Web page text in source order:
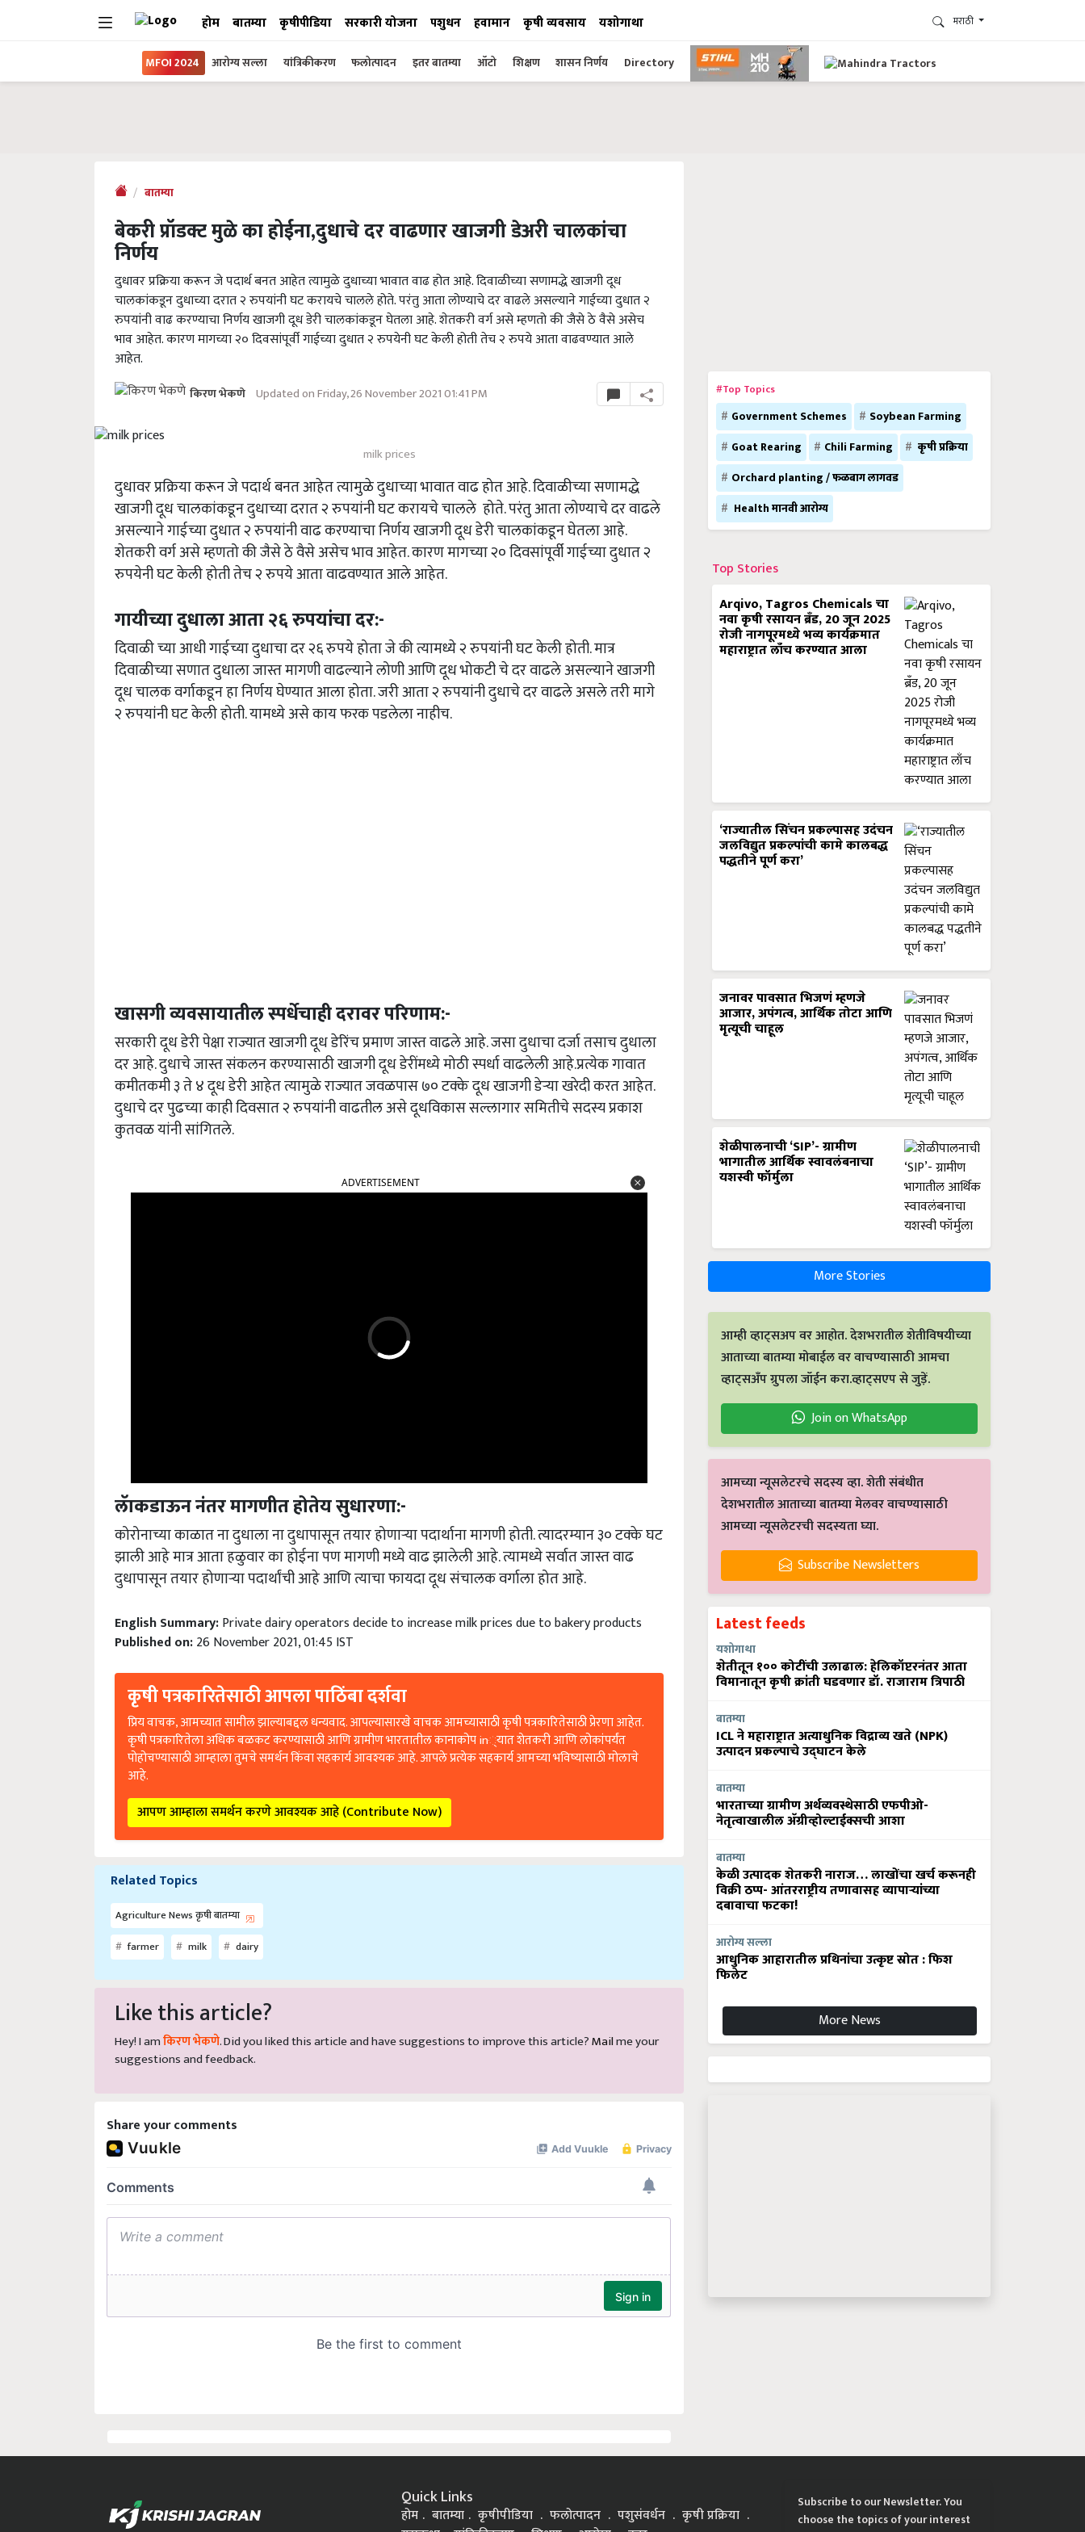
होम बातम्या कृषीपीडिया सरकारी योजना पशुधन हवामान कृषी व्यवसाय यशोगाथा मराठी
MFOI 2024 आरोग्य सल्ला यांत्रिकीकरण फलोत्पादन इतर बातम्या ऑटो शिक्षण शासन निर्णय Directory
बातम्या
बेकरी प्रॉडक्ट मुळे का होईना,दुधाचे दर वाढणार खाजगी डेअरी चालकांचा
निर्णय
दुधावर प्रक्रिया करून जे पदार्थ बनत आहेत त्यामुळे दुधाच्या भावात वाढ होत आहे. दिवाळीच्या सणामद्धे खाजगी दूध
चालकांकडून दुधाच्या दरात २ रुपयांनी घट करायचे चालले होते. परंतु आता लोण्याचे दर वाढले असल्याने गाईच्या दुधात २
रुपयांनी वाढ करण्याचा निर्णय खाजगी दूध डेरी चालकांकडून घेतला आहे. शेतकरी वर्ग असे म्हणतो की जैसे ठे वैसे असेच
भाव आहेत. कारण मागच्या २० दिवसांपूर्वी गाईच्या दुधात २ रुपयेनी घट केली होती तेच २ रुपये आता वाढवण्यात आले
आहेत.
किरण भेकणे Updated on Friday, 26 November 2021 01:41 PM
milk prices
दुधावर प्रक्रिया करून जे पदार्थ बनत आहेत त्यामुळे दुधाच्या भावात वाढ होत आहे. दिवाळीच्या सणामद्धे
खाजगी दूध चालकांकडून दुधाच्या दरात २ रुपयांनी घट करायचे चालले होते. परंतु आता लोण्याचे दर वाढले
असल्याने गाईच्या दुधात २ रुपयांनी वाढ करण्याचा निर्णय खाजगी दूध डेरी चालकांकडून घेतला आहे.
शेतकरी वर्ग असे म्हणतो की जैसे ठे वैसे असेच भाव आहेत. कारण मागच्या २० दिवसांपूर्वी गाईच्या दुधात २
रुपयेनी घट केली होती तेच २ रुपये आता वाढवण्यात आले आहेत.
गायीच्या दुधाला आता २६ रुपयांचा दर:-
दिवाळी च्या आधी गाईच्या दुधाचा दर २६ रुपये होता जे की त्यामध्ये २ रुपयांनी घट केली होती. मात्र
दिवाळीच्या सणात दुधाला जास्त मागणी वाढल्याने लोणी आणि दूध भोकटी चे दर वाढले असल्याने खाजगी
दूध चालक वर्गाकडून हा निर्णय घेण्यात आला होता. जरी आता २ रुपयांनी दुधाचे दर वाढले असले तरी मागे
२ रुपयांनी घट केली होती. यामध्ये असे काय फरक पडलेला नाहीच.
खासगी व्यवसायातील स्पर्धेचाही दरावर परिणाम:-
सरकारी दूध डेरी पेक्षा राज्यात खाजगी दूध डेरिंच प्रमाण जास्त वाढले आहे. जसा दुधाचा दर्जा तसाच दुधाला
दर आहे. दुधाचे जास्त संकलन करण्यासाठी खाजगी दूध डेरींमध्ये मोठी स्पर्धा वाढलेली आहे.प्रत्येक गावात
कमीतकमी ३ ते ४ दूध डेरी आहेत त्यामुळे राज्यात जवळपास ७० टक्के दूध खाजगी डेऱ्या खरेदी करत आहेत.
दुधाचे दर पुढच्या काही दिवसात २ रुपयांनी वाढतील असे दूधविकास सल्लागार समितीचे सदस्य प्रकाश
कुतवळ यांनी सांगितले.
लॅाकडाऊन नंतर मागणीत होतेय सुधारणा:-
कोरोनाच्या काळात ना दुधाला ना दुधापासून तयार होणाऱ्या पदार्थाना मागणी होती. त्यादरम्यान ३० टक्के घट
झाली आहे मात्र आता हळुवार का होईना पण मागणी मध्ये वाढ झालेली आहे. त्यामध्ये सर्वात जास्त वाढ
दुधापासून तयार होणाऱ्या पदार्थांची आहे आणि त्याचा फायदा दूध संचालक वर्गाला होत आहे.
English Summary: Private dairy operators decide to increase milk prices due to bakery products
Published on: 26 November 2021, 01:45 IST
कृषी पत्रकारितेसाठी आपला पाठिंबा दर्शवा
प्रिय वाचक, आमच्यात सामील झाल्याबद्दल धन्यवाद. आपल्यासारखे वाचक आमच्यासाठी कृषी पत्रकारितेसाठी प्रेरणा आहेत.
कृषी पत्रकारितेला अधिक बळकट करण्यासाठी आणि ग्रामीण भारतातील कानाकोप in्यात शेतकरी आणि लोकांपर्यंत
पोहोचण्यासाठी आम्हाला तुमचे समर्थन किंवा सहकार्य आवश्यक आहे. आपले प्रत्येक सहकार्य आमच्या भविष्यासाठी मोलाचे
आहे.
आपण आम्हाला समर्थन करणे आवश्यक आहे (Contribute Now)
Related Topics
Agriculture News कृषी बातम्या
farmer
milk dairy
Like this article?
Hey! I am किरण भेकणे . Did you liked this article and have suggestions to improve this article? Mail
suggestions and feedback.
Share your comments
#Top Topics
Government Schemes
Soybean Farming
Goat Rearing
Chili Farming
कृषी प्रक्रिया
Orchard planting / फळबाग लागवड
Health मानवी आरोग्य
Top Stories
Arqivo, Tagros Chemicals चा
नवा कृषी रसायन ब्रँड, 20 जून 2025
रोजी नागपूरमध्ये भव्य कार्यक्रमात
महाराष्ट्रात लाँच करण्यात आला
‘राज्यातील सिंचन प्रकल्पासह उदंचन
जलविद्युत प्रकल्पांची कामे कालबद्ध
पद्धतीने पूर्ण करा’
जनावर पावसात भिजणं म्हणजे
आजार, अपंगत्व, आर्थिक तोटा आणि
मृत्यूची चाहूल
शेळीपालनाची ‘SIP’- ग्रामीण
भागातील आर्थिक स्वावलंबनाचा
यशस्वी फॉर्मुला
More Stories
आम्ही व्हाट्सअप वर आहोत. देशभरातील शेतीविषयीच्या
आताच्या बातम्या मोबाईल वर वाचण्यासाठी आमचा
व्हाट्सअँप ग्रुपला जॉईन करा.व्हाट्सएप से जुड़ें.
Join on WhatsApp
आमच्या न्यूसलेटरचे सदस्य व्हा. शेती संबंधीत
देशभरातील आताच्या बातम्या मेलवर वाचण्यासाठी
आमच्या न्यूसलेटरची सदस्यता घ्या.
Subscribe Newsletters
Latest feeds
यशोगाथा
शेतीतून १०० कोटींची उलाढाल: हेलिकॉप्टरनंतर आता
विमानातून कृषी क्रांती घडवणार डॉ. राजाराम त्रिपाठी
बातम्या
ICL ने महाराष्ट्रात अत्याधुनिक विद्राव्य खते (NPK)
उत्पादन प्रकल्पाचे उद्घाटन केले
बातम्या
भारताच्या ग्रामीण अर्थव्यवस्थेसाठी एफपीओ-
नेतृत्वाखालील अ‍ॅग्रीव्होल्टाईक्सची आशा
बातम्या
केळी उत्पादक शेतकरी नाराज… लाखोंचा खर्च करूनही
विक्री ठप्प- आंतरराष्ट्रीय तणावासह व्यापाऱ्यांच्या
दबावाचा फटका!
आरोग्य सल्ला
आधुनिक आहारातील प्रथिनांचा उत्कृष्ट स्रोत : फिश
फिलेट
More News
Quick Links
होम बातम्या कृषीपीडिया फलोत्पादन पशुसंवर्धन
कृषी प्रक्रिया
यशकथा
यांत्रिकीकरण शिक्षण आरोग्य इतर
Subscribe to our Newsletter. You
choose the topics of your interest